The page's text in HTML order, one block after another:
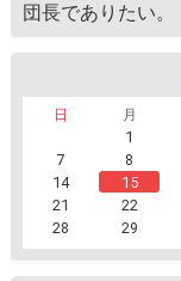
団長でありたい。
日
月
1
7
8
14
15
21
22
28
29